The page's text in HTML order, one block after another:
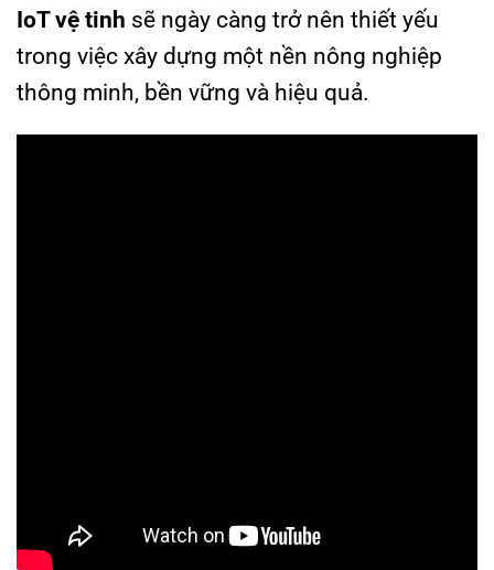
IoT vệ tinh sẽ ngày càng trở nên thiết yếu
trong việc xây dựng một nền nông nghiệp
thông minh, bền vững và hiệu quả.